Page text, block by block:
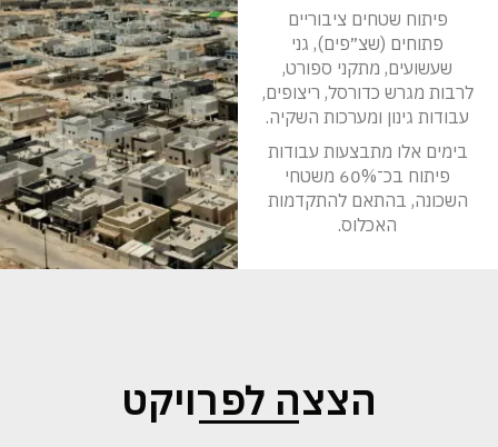
פיתוח שטחים ציבוריים
פתוחים (שצ״פים), גני
שעשועים, מתקני ספורט,
לרבות מגרש כדורסל, ריצופים,
עבודות גינון ומערכות השקיה.
בימים אלו מתבצעות עבודות
פיתוח בכ־60% משטחי
השכונה, בהתאם להתקדמות
האכלוס.
הצצה לפרויקט